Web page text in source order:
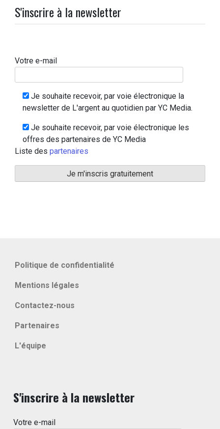
S'inscrire à la newsletter
Votre e-mail
Je souhaite recevoir, par voie électronique la
newsletter de L'argent au quotidien par YC Media.
Je souhaite recevoir, par voie électronique les
offres des partenaires de YC Media
Liste des partenaires
Politique de confidentialité
Mentions légales
Contactez-nous
Partenaires
L'équipe
S'inscrire à la newsletter
Votre e-mail